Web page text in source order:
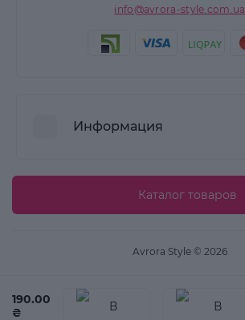
190.00
₴
info@avrora-style.com.ua
Информация
Пользовательское соглашение
Карта сайта
Производители
Каталог товаров
Avrora Style © 2026